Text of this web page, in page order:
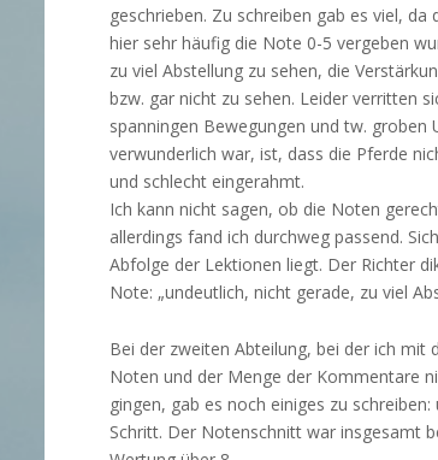
geschrieben. Zu schreiben gab es viel,
hier sehr häufig die Note 0-5 vergeben
zu viel Abstellung zu sehen, die
bzw. gar nicht zu sehen. Leider verritten
spanningen Bewegungen und tw.
verwunderlich war, ist, dass die Pferde
und schlecht eingerahmt.
Ich kann nicht sagen, ob die Noten
allerdings fand ich durchweg passend.
Abfolge der Lektionen liegt. Der Richter
Note: „undeutlich, nicht gerade, zu viel
Bei der zweiten Abteilung, bei der ich mit
Noten und der Menge der Kommentare
gingen, gab es noch einiges zu
Schritt. Der Notenschnitt war insgesamt